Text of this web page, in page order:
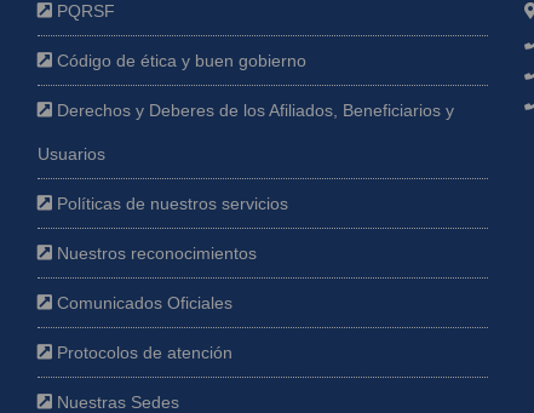
PQRSF
Código de ética y buen gobierno
Derechos y Deberes de los Afiliados, Beneficiarios y
Usuarios
Políticas de nuestros servicios
Nuestros reconocimientos
Comunicados Oficiales
Protocolos de atención
Nuestras Sedes